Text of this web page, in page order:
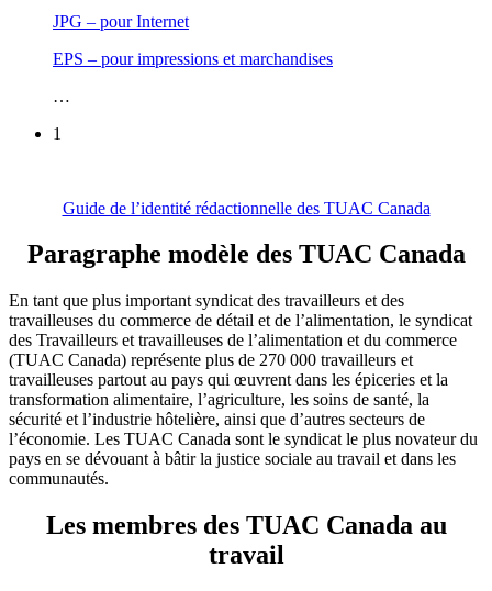
JPG – pour Internet
EPS – pour impressions et marchandises
…
1
Guide de l’identité rédactionnelle des TUAC Canada
Paragraphe modèle des TUAC Canada
En tant que plus important syndicat des travailleurs et des
travailleuses du commerce de détail et de l’alimentation, le syndicat
des Travailleurs et travailleuses de l’alimentation et du commerce
(TUAC Canada) représente plus de 270 000 travailleurs et
travailleuses partout au pays qui œuvrent dans les épiceries et la
transformation alimentaire, l’agriculture, les soins de santé, la
sécurité et l’industrie hôtelière, ainsi que d’autres secteurs de
l’économie. Les TUAC Canada sont le syndicat le plus novateur du
pays en se dévouant à bâtir la justice sociale au travail et dans les
communautés.
Les membres des TUAC Canada au
travail